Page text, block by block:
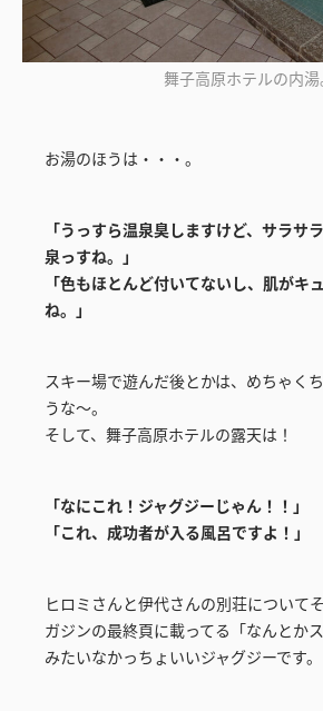
舞子高原ホテルの内湯
お湯のほうは・・・。
「うっすら温泉臭しますけど、サラサ
泉っすね。」
「色もほとんど付いてないし、肌がキ
ね。」
スキー場で遊んだ後とかは、めちゃく
うな～。
そして、舞子高原ホテルの露天は！
「なにこれ！ジャグジーじゃん！！」
「これ、成功者が入る風呂ですよ！」
ヒロミさんと伊代さんの別荘について
ガジンの最終頁に載ってる「なんとか
みたいなかっちょいいジャグジーです。